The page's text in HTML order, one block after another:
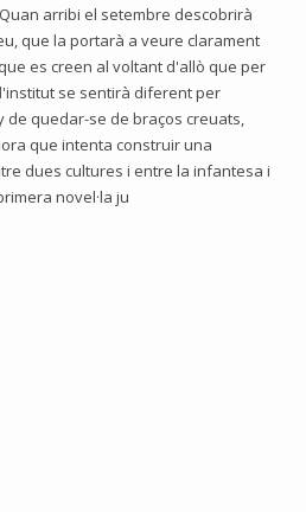
arribi el setembre descobrirà
que la portarà a veure clarament
es creen al voltant d'allò que per
se sentirà diferent per
de quedar-se de braços creuats,
que intenta construir una
dues cultures i entre la infantesa i
novel·la ju